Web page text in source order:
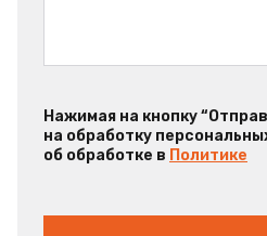
Нажимая на кнопку
на обработку
об обработке в Политике